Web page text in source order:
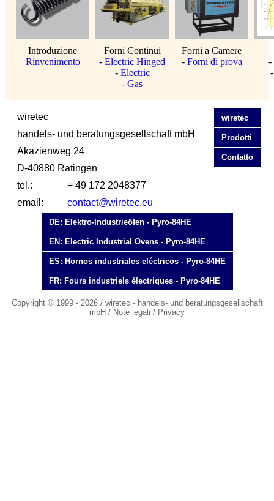
Introduzione
Rinvenimento
Forni Continui
- Electric Hinged
- Electric
- Gas
Forni a Camere
- Forni di prova
-
wiretec
handels- und beratungsgesellschaft mbH
Akazienweg 24
D-40880 Ratingen
tel.:
+ 49 172 2048377
email:
contact@wiretec.eu
wiretec
Prodotti
Contatto
DE: Elektro-Industrieöfen - Pyro-84HE
EN: Electric Industrial Ovens - Pyro-84HE
ES: Hornos industriales eléctricos - Pyro-84HE
FR: Fours industriels électriques - Pyro-84HE
Copyright © 1999 - 2026 / wiretec - handels- und beratungsgesellschaft
mbH / Note legali / Privacy